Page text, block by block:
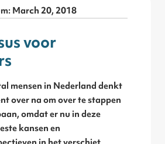
March 20, 2018
voor
mensen in Nederland denkt
over na om over te stappen
omdat er nu in deze
kansen en